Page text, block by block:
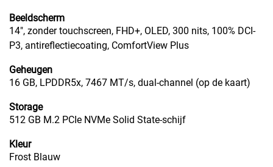
Beeldscherm
14", zonder touchscreen, FHD+, OLED, 300 nits, 100% DCI-
P3, antireflectiecoating, ComfortView Plus
Geheugen
16 GB, LPDDR5x, 7467 MT/s, dual-channel (op de kaart)
Storage
512 GB M.2 PCIe NVMe Solid State-schijf
Kleur
Frost Blauw